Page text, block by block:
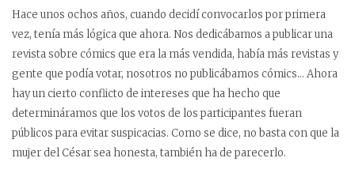
Hace unos ochos años, cuando decidí convocarlos por primera
vez, tenía más lógica que ahora. Nos dedicábamos a publicar una
revista sobre cómics que era la más vendida, había más revistas y
gente que podía votar, nosotros no publicábamos cómics… Ahora
hay un cierto conflicto de intereses que ha hecho que
determináramos que los votos de los participantes fueran
públicos para evitar suspicacias. Como se dice, no basta con que la
mujer del César sea honesta, también ha de parecerlo.